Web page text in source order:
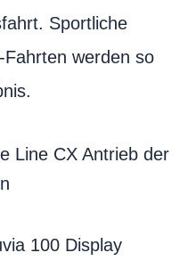
Sportliche
werden so
Line CX Antrieb der
100 Display